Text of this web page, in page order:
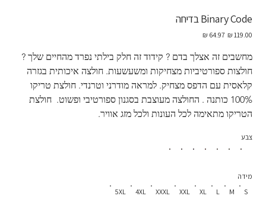
Binary Code בדיחה
מחיר
מחיר
‏64.97 ‏₪
מחשבים זה אצלך בדם ? קידוד זה חלק בילתי נפרד מהחיים שלך ?
חולצות ספורטיביות מצחיקות ומשעשעות. חולצה איכותית בגזרה
קלאסית עם הדפס מצחיק. למראה מודרני וטרנדי. חולצת טריקו
100% כותנה . החולצה מעוצבת בסגנון ספורטיבי ופשוט.  חולצת
הטריקו מתאימה לכל העונות ולכל מזג אוויר.
צבע
S
M
L
XL
XXL
XXXL
4XL
5XL
מידה